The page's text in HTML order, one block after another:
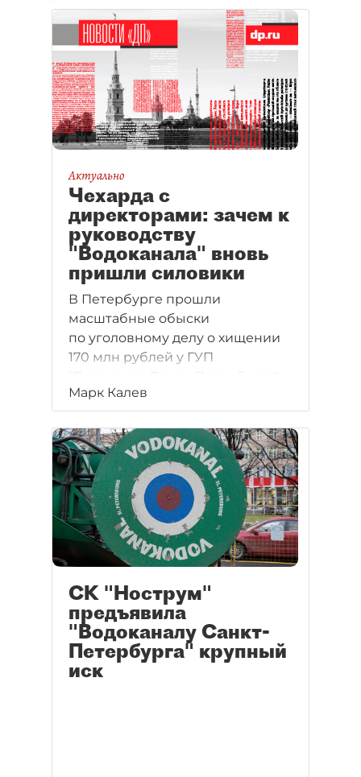
Актуально
Чехарда с
директорами: зачем к
руководству
"Водоканала" вновь
пришли силовики
В Петербурге прошли
масштабные обыски
по уголовному делу о хищении
170 млн рублей у ГУП
Марк Калев
СК "Нострум"
предъявила
"Водоканалу Санкт-
Петербурга" крупный
иск